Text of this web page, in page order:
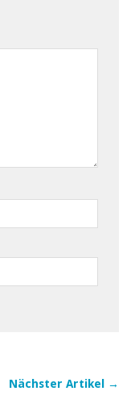
Nächster Artikel →